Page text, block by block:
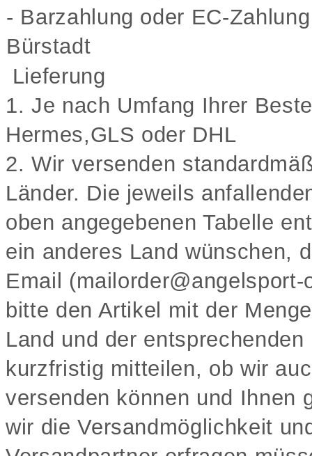
- Barzahlung oder EC-
Bürstadt
Lieferung
1. Je nach Umfang Ihrer
Hermes,GLS oder DHL
2. Wir versenden
Länder. Die jeweils
oben angegebenen Tabelle
ein anderes Land wünschen,
Email
bitte den Artikel mit der
Land und der
kurzfristig mitteilen, ob wir
versenden können und Ihnen
wir die Versandmöglichkeit